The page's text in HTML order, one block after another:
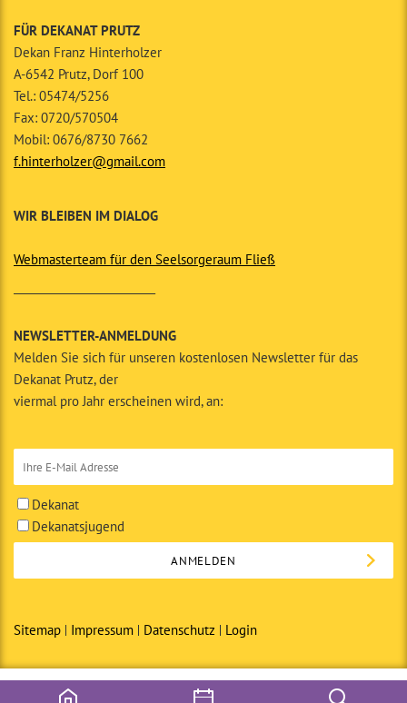
FÜR DEKANAT PRUTZ
Dekan Franz Hinterholzer
A-6542 Prutz, Dorf 100
Tel.: 05474/5256
Fax: 0720/570504
Mobil: 0676/8730 7662
f.hinterholzer@gmail.com
WIR BLEIBEN IM DIALOG
Webmasterteam für den Seelsorgeraum Fließ
NEWSLETTER-ANMELDUNG
Melden Sie sich für unseren kostenlosen Newsletter für das
Dekanat Prutz, der
viermal pro Jahr erscheinen wird, an:
Dekanat
Dekanatsjugend
Sitemap Impressum Datenschutz Login
© Copyright 2014 · Dekanat Prutz in Zusammenarbeit mit den